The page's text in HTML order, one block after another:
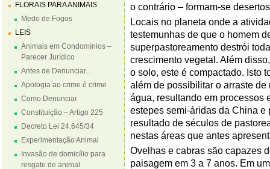
FLORAIS PARA ANIMAIS
Medo de Fogos
LEIS
Animais em Condomínios –
Parecer Jurídico
Antes de Denunciar…
Apologia ao crime é crime
Como Denunciar
Constituição – Artigo 225
Decreto Lei 24.645/34
Experimentação Animal
Invasão de domicílio para
resgate de animal
o contrário – formam-se
Locais no planeta onde a
testemunhas de que o homem
superpastoreamento destrói
crescimento vegetal. Além
o solo, este é compactado. Isto
além de possibilitar o arraste
água, resultando em processos
estepes semi-áridas da China
resultado de séculos de
nestas áreas que antes
Ovelhas e cabras são capazes
paisagem em 3 a 7 anos. Em